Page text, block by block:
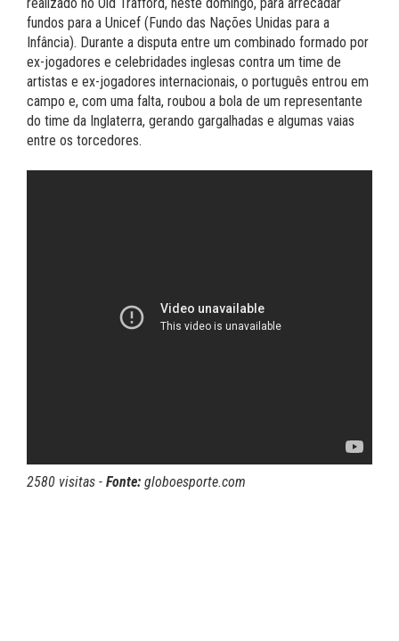
fundos para a Unicef (Fundo das Nações Unidas para a
Infância). Durante a disputa entre um combinado formado por
ex-jogadores e celebridades inglesas contra um time de
artistas e ex-jogadores internacionais, o português entrou em
campo e, com uma falta, roubou a bola de um representante
do time da Inglaterra, gerando gargalhadas e algumas vaias
entre os torcedores.
2580 visitas - Fonte: globoesporte.com